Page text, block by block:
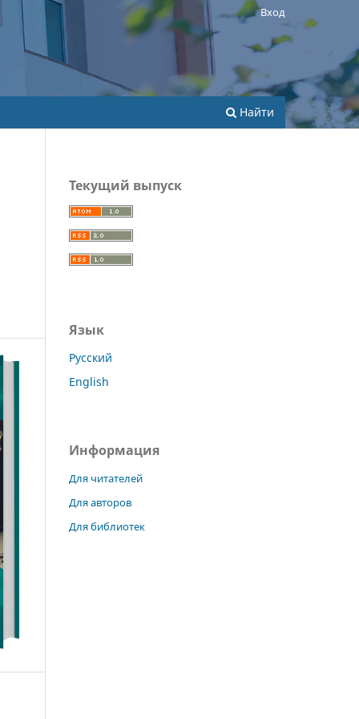
Найти
Вход
Текущий выпуск
Язык
Русский
English
Информация
Для читателей
Для авторов
Для библиотек